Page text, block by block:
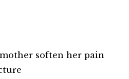
soften her pain